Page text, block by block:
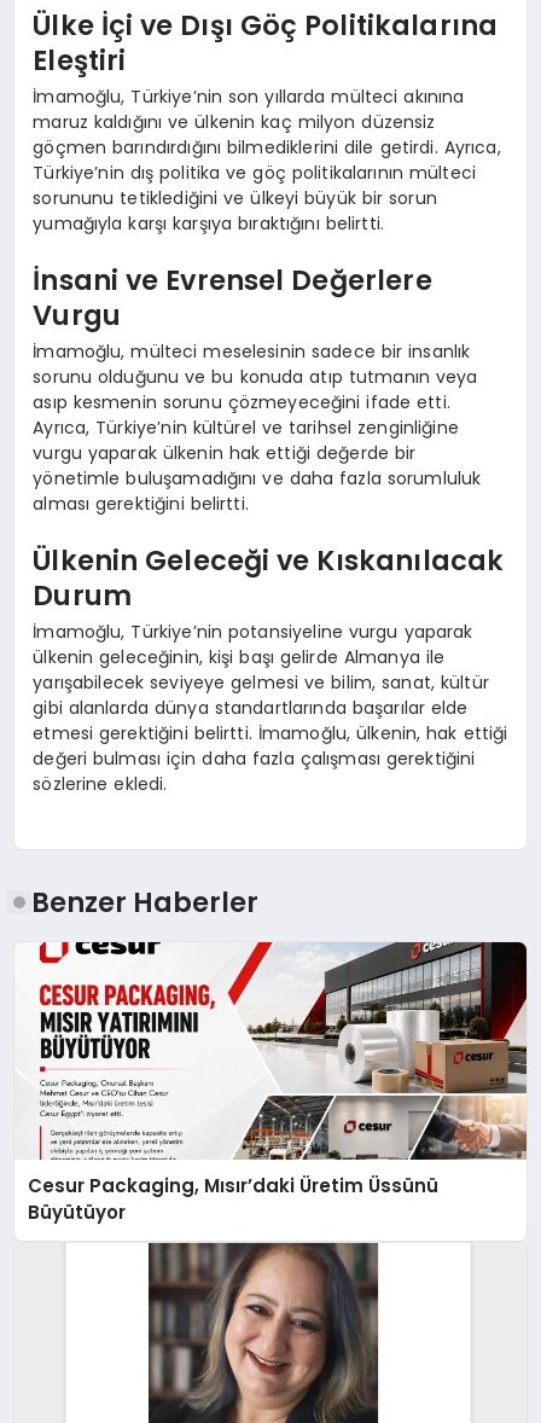
Ülke İçi ve Dışı Göç Politikalarına
Eleştiri
İmamoğlu, Türkiye’nin son yıllarda mülteci akınına
maruz kaldığını ve ülkenin kaç milyon düzensiz
göçmen barındırdığını bilmediklerini dile getirdi. Ayrıca,
Türkiye’nin dış politika ve göç politikalarının mülteci
sorununu tetiklediğini ve ülkeyi büyük bir sorun
yumağıyla karşı karşıya bıraktığını belirtti.
İnsani ve Evrensel Değerlere
Vurgu
İmamoğlu, mülteci meselesinin sadece bir insanlık
sorunu olduğunu ve bu konuda atıp tutmanın veya
asıp kesmenin sorunu çözmeyeceğini ifade etti.
Ayrıca, Türkiye’nin kültürel ve tarihsel zenginliğine
vurgu yaparak ülkenin hak ettiği değerde bir
yönetimle buluşamadığını ve daha fazla sorumluluk
alması gerektiğini belirtti.
Ülkenin Geleceği ve Kıskanılacak
Durum
İmamoğlu, Türkiye’nin potansiyeline vurgu yaparak
ülkenin geleceğinin, kişi başı gelirde Almanya ile
yarışabilecek seviyeye gelmesi ve bilim, sanat, kültür
gibi alanlarda dünya standartlarında başarılar elde
etmesi gerektiğini belirtti. İmamoğlu, ülkenin, hak ettiği
değeri bulması için daha fazla çalışması gerektiğini
sözlerine ekledi.
Benzer Haberler
Cesur Packaging, Mısır’daki Üretim Üssünü
Büyütüyor